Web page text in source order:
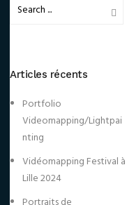
Articles récents
Portfolio
Videomapping/Lightpai
nting
Vidéomapping Festival à
Lille 2024